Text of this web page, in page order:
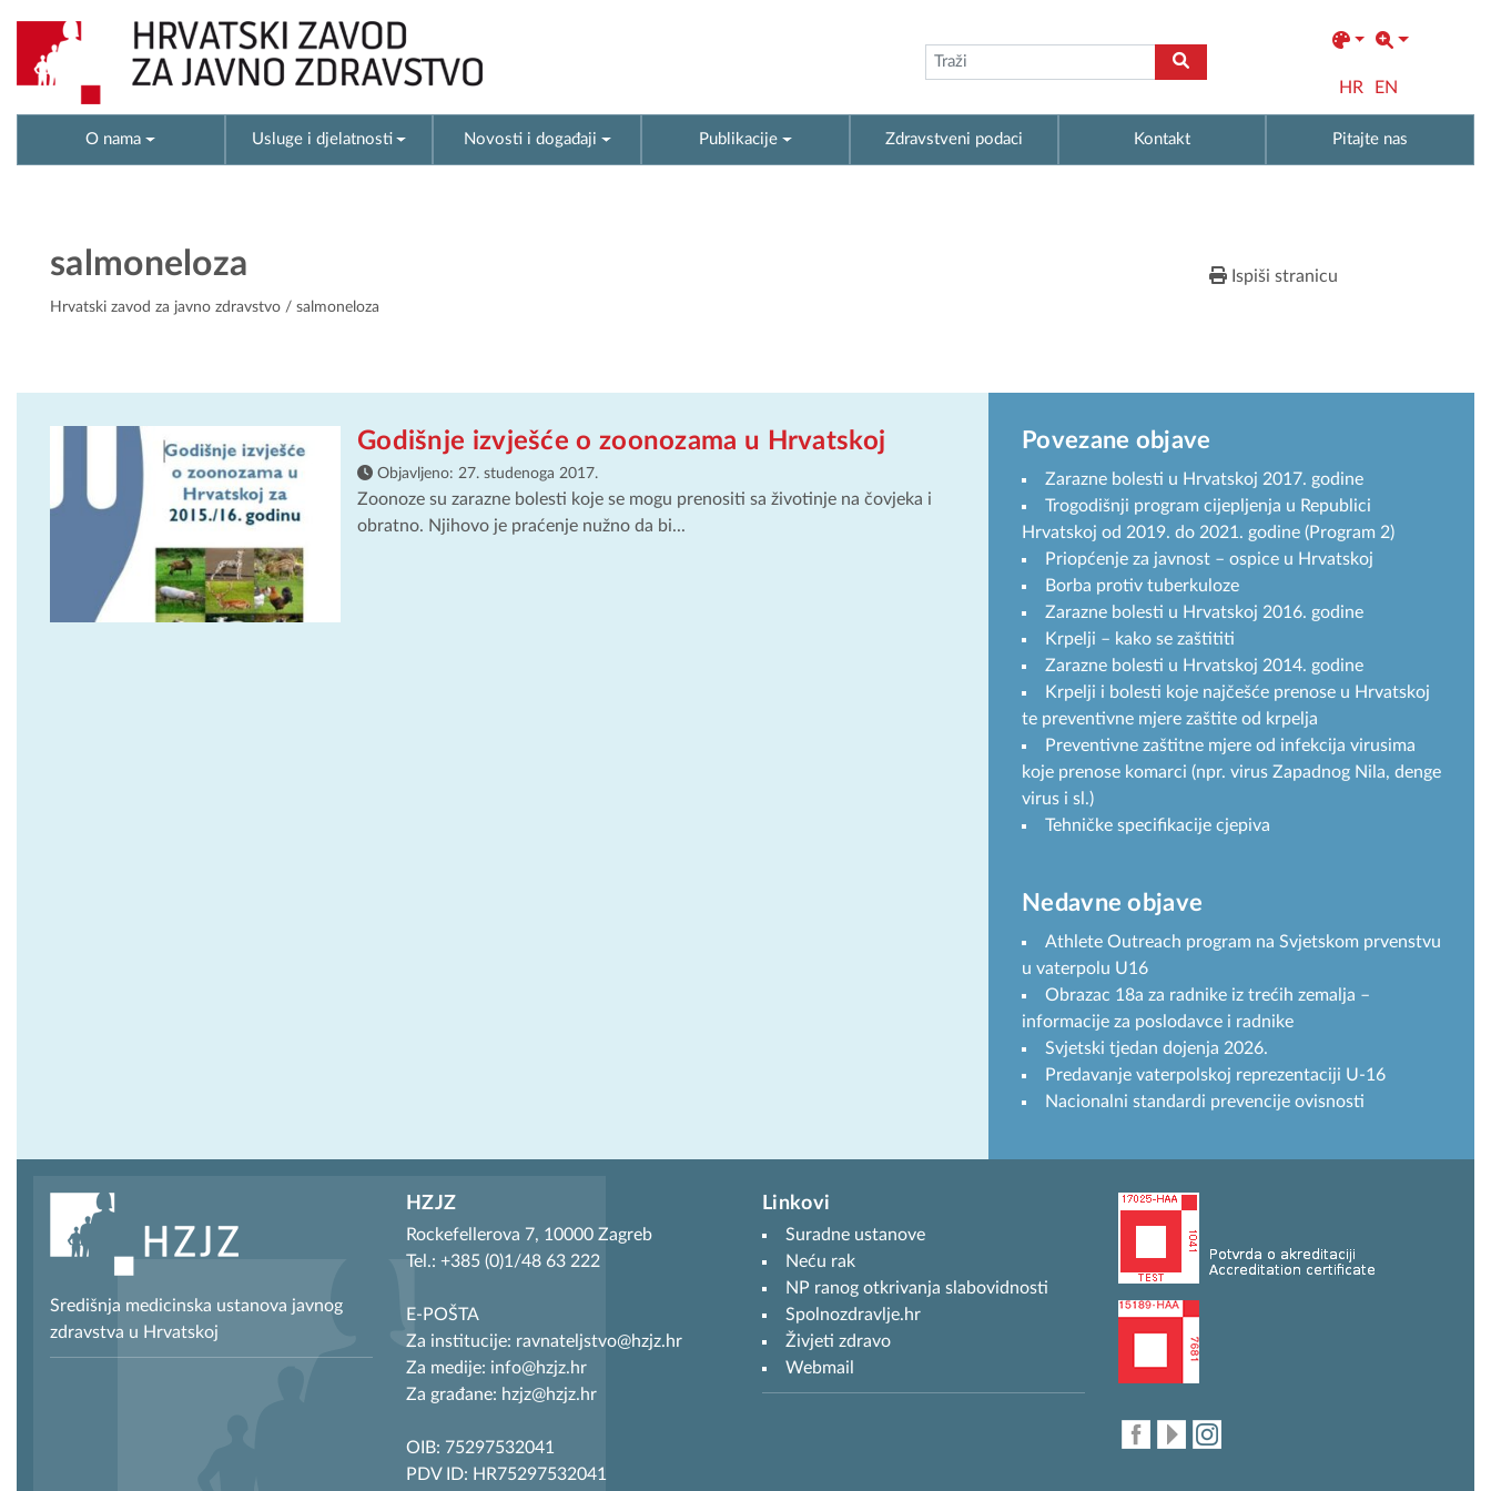
HR EN
O nama Usluge i djelatnosti Novosti i događaji Publikacije Zdravstveni podaci Kontakt Pitajte nas
salmoneloza
Hrvatski zavod za javno zdravstvo / salmoneloza
Ispiši stranicu
Godišnje izvješće o zoonozama u Hrvatskoj
Objavljeno: 27. studenoga 2017.
Zoonoze su zarazne bolesti koje se mogu prenositi sa životinje na čovjeka i
obratno. Njihovo je praćenje nužno da bi...
Povezane objave
Zarazne bolesti u Hrvatskoj 2017. godine
Trogodišnji program cijepljenja u Republici
Hrvatskoj od 2019. do 2021. godine (Program 2)
Priopćenje za javnost – ospice u Hrvatskoj
Borba protiv tuberkuloze
Zarazne bolesti u Hrvatskoj 2016. godine
Krpelji – kako se zaštititi
Zarazne bolesti u Hrvatskoj 2014. godine
Krpelji i bolesti koje najčešće prenose u Hrvatskoj
te preventivne mjere zaštite od krpelja
Preventivne zaštitne mjere od infekcija virusima
koje prenose komarci (npr. virus Zapadnog Nila, denge
virus i sl.)
Tehničke specifikacije cjepiva
Nedavne objave
Athlete Outreach program na Svjetskom prvenstvu
u vaterpolu U16
Obrazac 18a za radnike iz trećih zemalja –
informacije za poslodavce i radnike
Svjetski tjedan dojenja 2026.
Predavanje vaterpolskoj reprezentaciji U-16
Nacionalni standardi prevencije ovisnosti
Središnja medicinska ustanova javnog
zdravstva u Hrvatskoj
HZJZ
Rockefellerova 7, 10000 Zagreb
Tel.: +385 (0)1/48 63 222
E-POŠTA
Za institucije: ravnateljstvo@hzjz.hr
Za medije: info@hzjz.hr
Za građane: hzjz@hzjz.hr
OIB: 75297532041
PDV ID: HR75297532041
Linkovi
Suradne ustanove
Neću rak
NP ranog otkrivanja slabovidnosti
Spolnozdravlje.hr
Živjeti zdravo
Webmail